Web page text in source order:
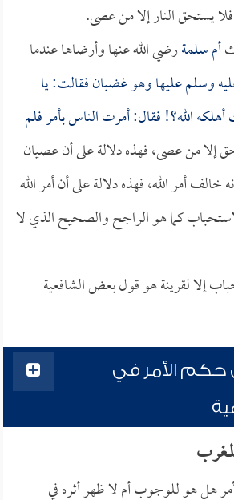
يستحق النار إلا من عصى.
أم سلمةرضي الله عنها وأرضاها عندما
وسلم عليها وهو غضبان فقالت: يا
الله؟! فقال: أمرت الناس بأمر فلم
إلا من عصى، فهذه دلالة على أن عصيان
خالف أمر الله، فهذه دلالة على أن أمر الله
كما هو الراجح والصحيح الذي لا
إلا لقرينة هو قول بعض الشافعية
حكم الأمر في
هل هو للوجوب أم لا ظهر أثره في